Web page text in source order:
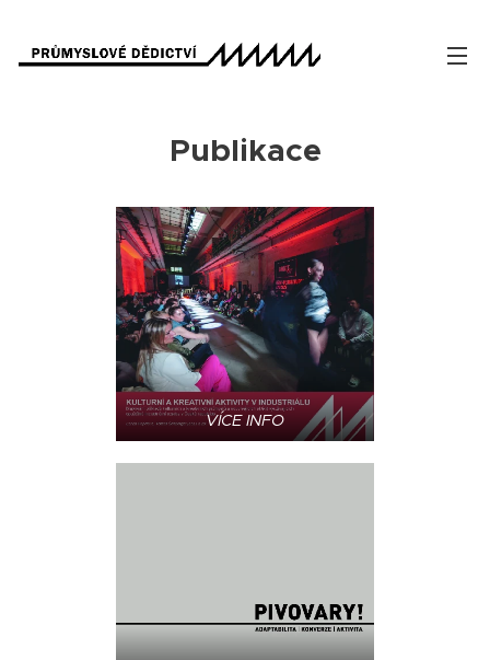
Publikace
VÍCE INFO